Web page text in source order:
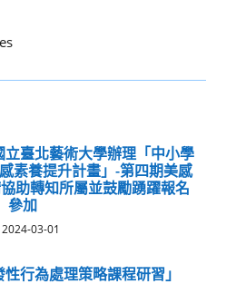
臺北藝術大學辦理「中小學
素養提升計畫」-第四期美感
助轉知所屬並鼓勵踴躍報名
參加
2024-03-01
行為處理策略課程研習」